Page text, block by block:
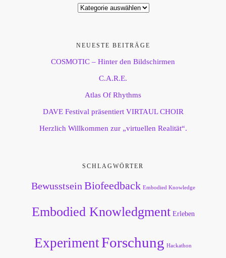
NEUESTE BEITRÄGE
COSMOTIC – Hinter den Bildschirmen
C.A.R.E.
Atlas Of Rhythms
DAVE Festival präsentiert VIRTAUL CHOIR
Herzlich Willkommen zur „virtuellen Realität“.
SCHLAGWÖRTER
Bewusstsein Biofeedback Embodied Knowledge
Embodied Knowledgment Erleben
ExperimentForschung Hackathon